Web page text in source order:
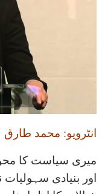
انٹرویو: محمد طارق
میری سیاست کا
اور بنیادی